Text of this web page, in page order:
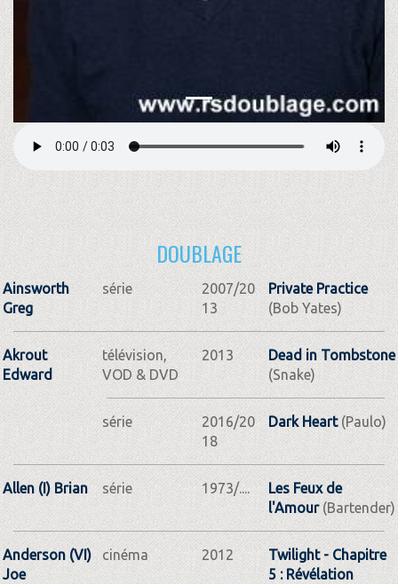
DOUBLAGE
Ainsworth
Greg
série
2007/20
13
Private Practice
(Bob Yates)
Akrout
Edward
télévision,
VOD & DVD
2013
Dead in Tombstone
(Snake)
série
2016/20
18
Dark Heart(Paulo)
Allen (I) Brian série 1973/....
Les Feux de
l'Amour(Bartender)
Anderson (VI)
Joe
cinéma 2012
Twilight - Chapitre
5 : Révélation